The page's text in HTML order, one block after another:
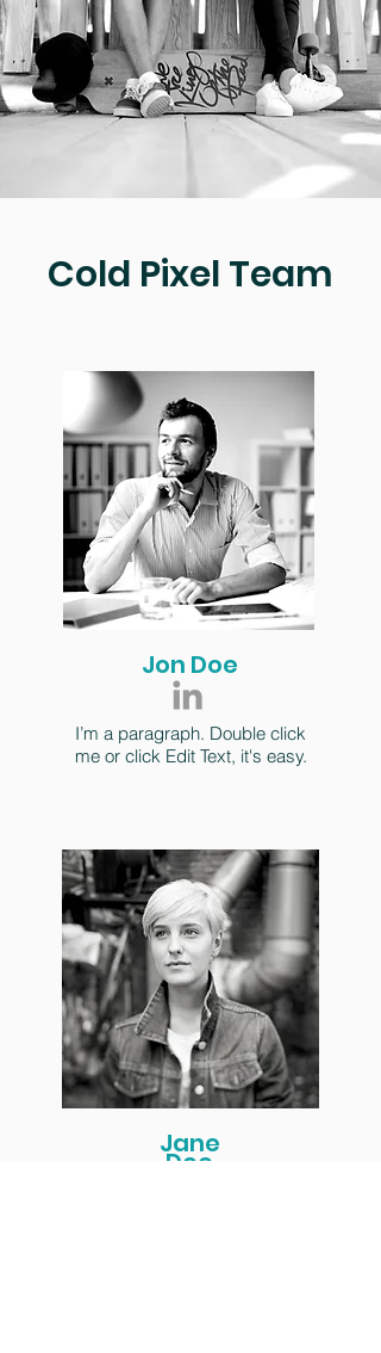
Cold Pixel Team
Jon Doe
I’m a paragraph. Double click
me or click Edit Text, it's easy.
Jane
Doe